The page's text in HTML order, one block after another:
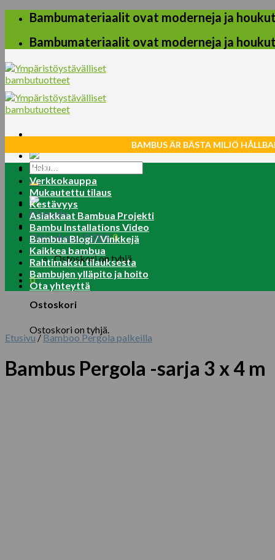
Skip
content
Bambumateriaalit ovat moderneja ja
Bambumateriaalit ovat moderneja ja
Etsi:
Kirjaudu
Ostoskori /0.00€0
Ostoskori on tyhjä.
0
Ostoskori
Ostoskori on tyhjä.
BAMBUS ÄR BÄSTA MILJÖ
Koti
Verkkokauppa
Mukautettu tilaus
Kestävyys
Asiakkaat Bambua Projekti
Bambu Installations Video
Bambua Blogi / Vinkkejä
Kaikkea bambua
Rahtimaksu tilauksesta
Bambujen ylläpito ja hoito
Ota yhteyttä
Etusivu /Bamboo Pergola palkeilla
Bambus Pergola -sarja 3 x 4 m